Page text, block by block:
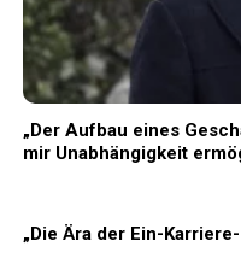
„Der Aufbau eines
mir Unabhängigkeit
„Die Ära der Ein-